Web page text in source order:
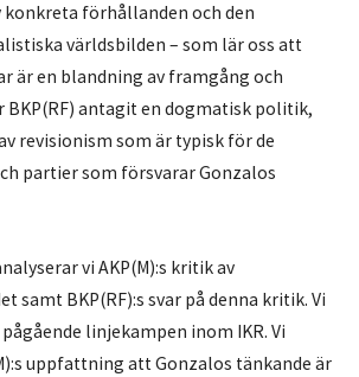
konkreta förhållanden och den
världsbilden – som lär oss att
är en blandning av framgång och
BKP(RF) antagit en dogmatisk politik,
revisionism som är typisk för de
partier som försvarar Gonzalos
vi AKP(M):s kritik av
samt BKP(RF):s svar på denna kritik. Vi
linjekampen inom IKR. Vi
uppfattning att Gonzalos tänkande är